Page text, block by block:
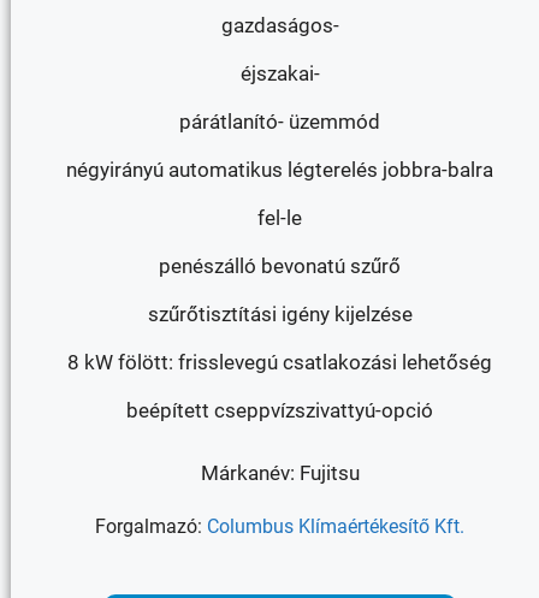
gazdaságos-
éjszakai-
párátlanító- üzemmód
négyirányú automatikus légterelés jobbra-balra
fel-le
penészálló bevonatú szűrő
szűrőtisztítási igény kijelzése
8 kW fölött: frisslevegú csatlakozási lehetőség
beépített cseppvízszivattyú-opció
Márkanév: Fujitsu
Forgalmazó: Columbus Klímaértékesítő Kft.